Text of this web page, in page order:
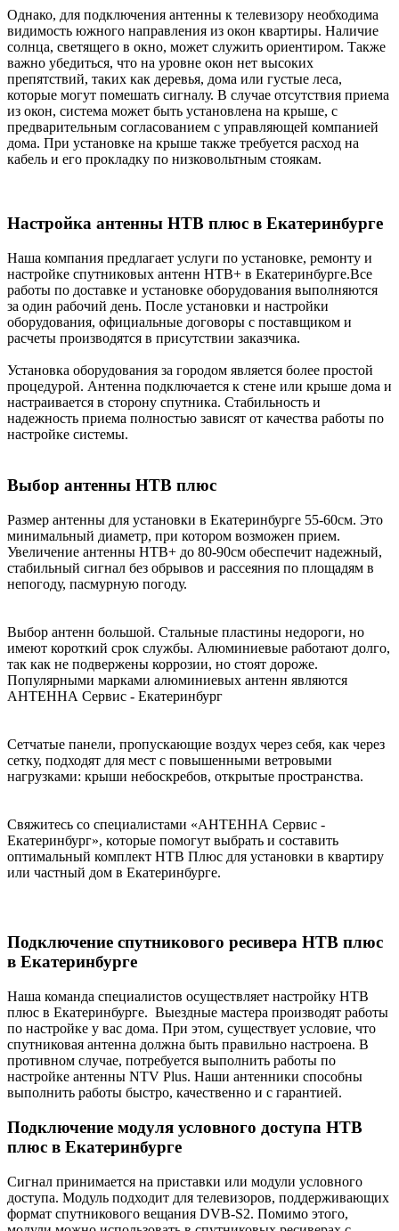
Однако, для подключения антенны к телевизору необходима
видимость южного направления из окон квартиры. Наличие
солнца, светящего в окно, может служить ориентиром. Также
важно убедиться, что на уровне окон нет высоких
препятствий, таких как деревья, дома или густые леса,
которые могут помешать сигналу. В случае отсутствия приема
из окон, система может быть установлена на крыше, с
предварительным согласованием с управляющей компанией
дома. При установке на крыше также требуется расход на
кабель и его прокладку по низковольтным стоякам.
Настройка антенны НТВ плюс в Екатеринбурге
Наша компания предлагает услуги по установке, ремонту и
настройке спутниковых антенн НТВ+ в Екатеринбурге.Все
работы по доставке и установке оборудования выполняются
за один рабочий день. После установки и настройки
оборудования, официальные договоры с поставщиком и
расчеты производятся в присутствии заказчика.
Установка оборудования за городом является более простой
процедурой. Антенна подключается к стене или крыше дома и
настраивается в сторону спутника. Стабильность и
надежность приема полностью зависят от качества работы по
настройке системы.
Выбор антенны НТВ плюс
Размер антенны для установки в Екатеринбурге 55-60см. Это
минимальный диаметр, при котором возможен прием.
Увеличение антенны НТВ+ до 80-90см обеспечит надежный,
стабильный сигнал без обрывов и рассеяния по площадям в
непогоду, пасмурную погоду.
Выбор антенн большой. Стальные пластины недороги, но
имеют короткий срок службы. Алюминиевые работают долго,
так как не подвержены коррозии, но стоят дороже.
Популярными марками алюминиевых антенн являются
АНТЕННА Сервис - Екатеринбург
Сетчатые панели, пропускающие воздух через себя, как через
сетку, подходят для мест с повышенными ветровыми
нагрузками: крыши небоскребов, открытые пространства.
Свяжитесь со специалистами «АНТЕННА Сервис -
Екатеринбург», которые помогут выбрать и составить
оптимальный комплект НТВ Плюс для установки в квартиру
или частный дом в Екатеринбурге.
Подключение спутникового ресивера НТВ плюс
в Екатеринбурге
Наша команда специалистов осуществляет настройку НТВ
плюс в Екатеринбурге. Выездные мастера производят работы
по настройке у вас дома. При этом, существует условие, что
спутниковая антенна должна быть правильно настроена. В
противном случае, потребуется выполнить работы по
настройке антенны NTV Plus. Наши антенники способны
выполнить работы быстро, качественно и с гарантией.
Подключение модуля условного доступа НТВ
плюс в Екатеринбурге
Сигнал принимается на приставки или модули условного
доступа. Модуль подходит для телевизоров, поддерживающих
формат спутникового вещания DVB-S2. Помимо этого,